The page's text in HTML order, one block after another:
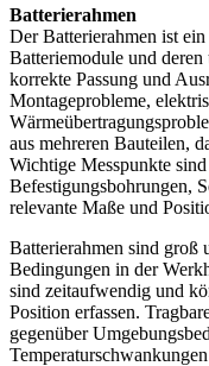
Batterierahmen
Der Batterierahmen ist
Batteriemodule und deren
korrekte Passung und
Montageprobleme,
aus mehreren Bauteilen,
Wichtige Messpunkte
Befestigungsbohrungen,
relevante Maße und
Batterierahmen sind groß
Bedingungen in der
sind zeitaufwendig und
Position erfassen.
gegenüber